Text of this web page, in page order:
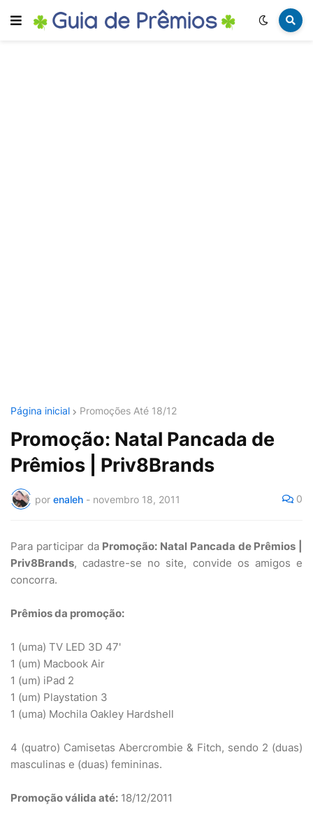
Página inicial Promoções Até 18/12
Promoção: Natal Pancada de
Prêmios | Priv8Brands
por enaleh - novembro 18, 2011 0
Para participar da Promoção: Natal Pancada de Prêmios |
Priv8Brands, cadastre-se no site, convide os amigos e
concorra.
Prêmios da promoção:
1 (uma) TV LED 3D 47'
1 (um) Macbook Air
1 (um) iPad 2
1 (um) Playstation 3
1 (uma) Mochila Oakley Hardshell
4 (quatro) Camisetas Abercrombie & Fitch, sendo 2 (duas)
masculinas e (duas) femininas.
Promoção válida até: 18/12/2011